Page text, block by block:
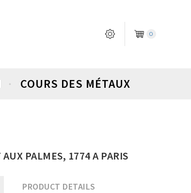
0
COURS DES MÉTAUX
PALMES, 1774 A PARIS
PRODUCT DETAILS